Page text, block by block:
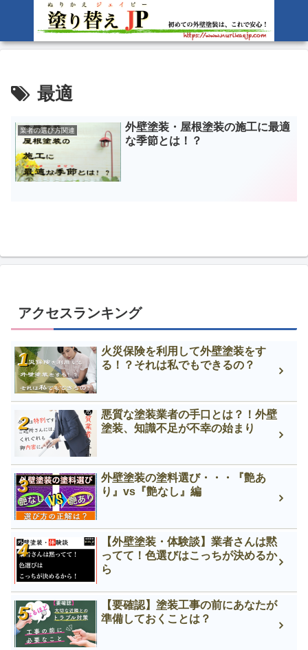
最適
業者の選び方関連
外壁塗装・屋根塗装の施工に最適
な季節とは！？
アクセスランキング
火災保険を利用して外壁塗装をす
る！？それは私でもできるの？
悪質な塗装業者の手口とは？！外壁
塗装、知識不足が不幸の始まり
外壁塗装の塗料選び・・・『艶あ
り』vs『艶なし』編
【外壁塗装・体験談】業者さんは黙
ってて！色選びはこっちが決めるか
ら
【要確認】塗装工事の前にあなたが
準備しておくことは？